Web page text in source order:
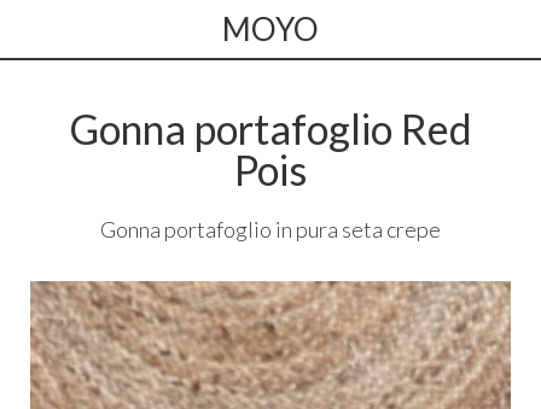
MOYO
Gonna portafoglio Red
Pois
Gonna portafoglio in pura seta crepe